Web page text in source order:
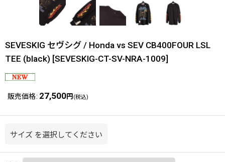
SEVESKIG セヴシグ / Honda vs SEV CB400FOUR LSL
TEE (black) [SEVESKIG-CT-SV-NRA-1009]
販売価格: 27,500円 (税込)
サイズ を選択してください